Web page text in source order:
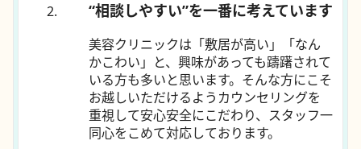
“相談しやすい”を一番に考えています
美容クリニックは「敷居が高い」「なん
かこわい」と、興味があっても躊躇されて
いる方も多いと思います。そんな方にこそ
お越しいただけるようカウンセリングを
重視して安心安全にこだわり、スタッフ一
同心をこめて対応しております。